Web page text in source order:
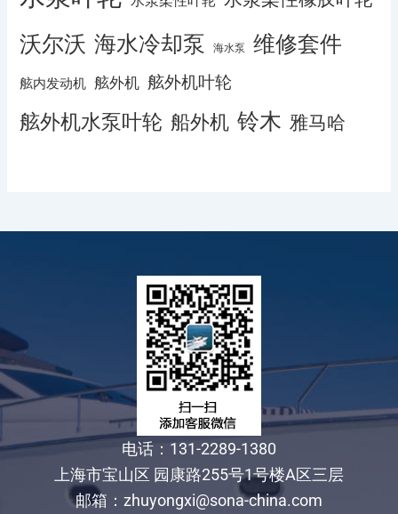
沃尔沃 海水冷却泵 海水泵 维修套件
舷内发动机 舷外机 舷外机叶轮
舷外机水泵叶轮 船外机 铃木 雅马哈
电话：131-2289-1380
上海市宝山区 园康路255号1号楼A区三层
邮箱：zhuyongxi@sona-china.com